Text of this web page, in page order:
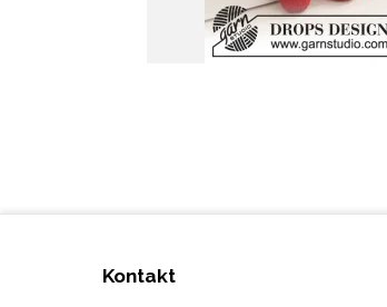
Kontakt